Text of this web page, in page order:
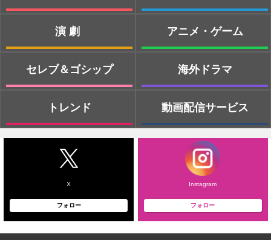
演劇
セレブ＆ゴシップ
トレンド
アニメ・ゲーム
海外ドラマ
動画配信サービス
X
フォロー
Instagram
フォロー